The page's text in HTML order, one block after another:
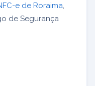
e de Roraima
de Segurança